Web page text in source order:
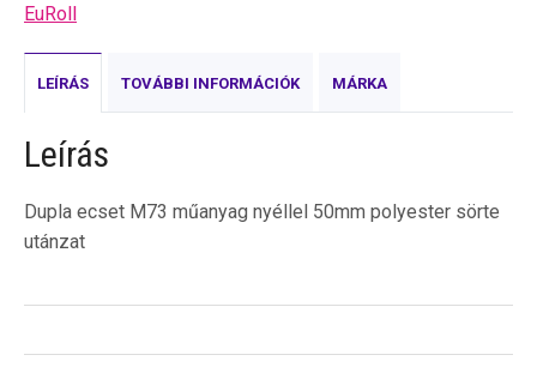
EuRoll
LEÍRÁS TOVÁBBI INFORMÁCIÓK MÁRKA
Leírás
Dupla ecset M73 műanyag nyéllel 50mm polyester sörte
utánzat